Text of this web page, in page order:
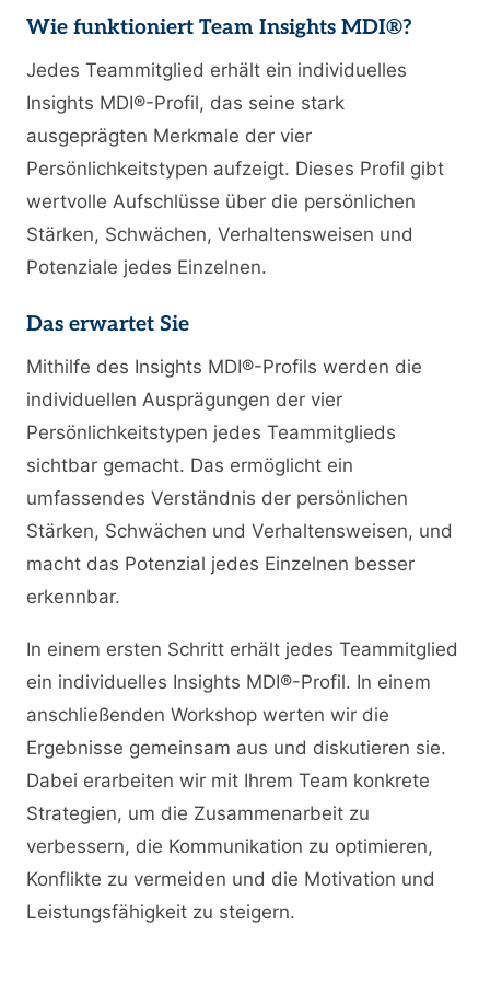
Wie funktioniert Team Insights MDI®?
Jedes Teammitglied erhält ein individuelles
Insights MDI®-Profil, das seine stark
ausgeprägten Merkmale der vier
Persönlichkeitstypen aufzeigt. Dieses Profil gibt
wertvolle Aufschlüsse über die persönlichen
Stärken, Schwächen, Verhaltensweisen und
Potenziale jedes Einzelnen.
Das erwartet Sie
Mithilfe des Insights MDI®-Profils werden die
individuellen Ausprägungen der vier
Persönlichkeitstypen jedes Teammitglieds
sichtbar gemacht. Das ermöglicht ein
umfassendes Verständnis der persönlichen
Stärken, Schwächen und Verhaltensweisen, und
macht das Potenzial jedes Einzelnen besser
erkennbar.
In einem ersten Schritt erhält jedes Teammitglied
ein individuelles Insights MDI®-Profil. In einem
anschließenden Workshop werten wir die
Ergebnisse gemeinsam aus und diskutieren sie.
Dabei erarbeiten wir mit Ihrem Team konkrete
Strategien, um die Zusammenarbeit zu
verbessern, die Kommunikation zu optimieren,
Konflikte zu vermeiden und die Motivation und
Leistungsfähigkeit zu steigern.